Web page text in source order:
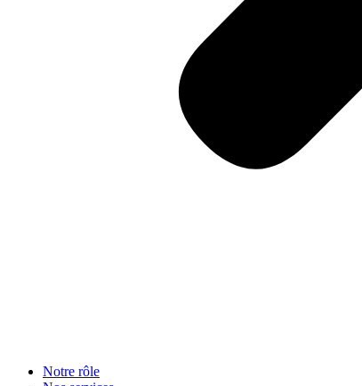
Notre rôle